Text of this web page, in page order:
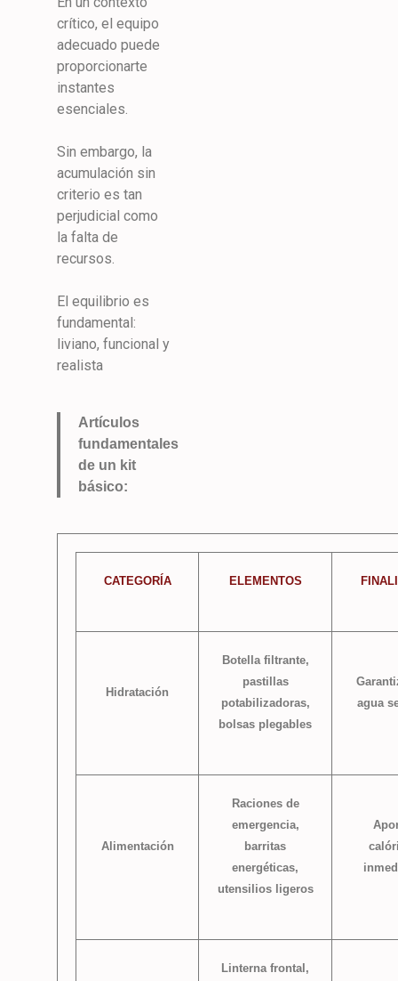
crítico, el equipo
adecuado puede
proporcionarte
instantes
esenciales.
Sin embargo, la
acumulación sin
criterio es tan
perjudicial como
la falta de
recursos.
El equilibrio es
fundamental:
liviano, funcional y
realista
Artículos
fundamentales
de un kit
básico:
CATEGORÍA ELEMENTOS
Hidratación
Botella filtrante,
pastillas
potabilizadoras,
bolsas plegables
agua
Alimentación
Raciones de
emergencia,
barritas
energéticas,
utensilios ligeros
Linterna frontal,